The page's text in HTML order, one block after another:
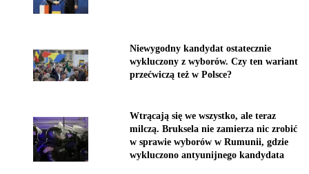
Niewygodny kandydat ostatecznie
wykluczony z wyborów. Czy ten wariant
przećwiczą też w Polsce?
Wtrącają się we wszystko, ale teraz
milczą. Bruksela nie zamierza nic zrobić
w sprawie wyborów w Rumunii, gdzie
wykluczono antyunijnego kandydata